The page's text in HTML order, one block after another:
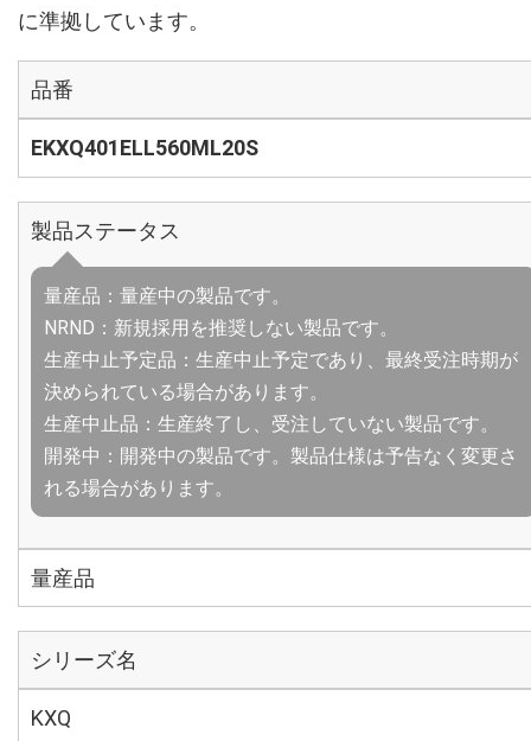
に準拠しています。
品番
EKXQ401ELL560ML20S
製品ステータス
量産品：量産中の製品です。
NRND：新規採用を推奨しない製品です。
生産中止予定品：生産中止予定であり、最終受注時期が
決められている場合があります。
生産中止品：生産終了し、受注していない製品です。
開発中：開発中の製品です。製品仕様は予告なく変更さ
れる場合があります。
量産品
シリーズ名
KXQ